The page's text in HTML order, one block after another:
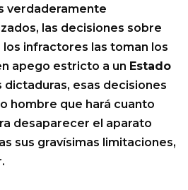
verdaderamente
las decisiones sobre
los infractores las toman los
apego estricto a un Estado
dictaduras, esas decisiones
hombre que hará cuanto
desaparecer el aparato
sus gravísimas limitaciones,